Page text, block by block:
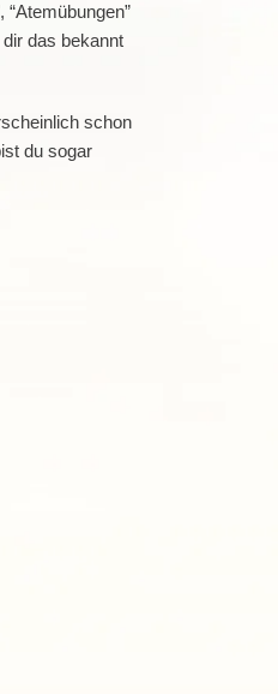
“Atemübungen”
das bekannt
schon
du sogar